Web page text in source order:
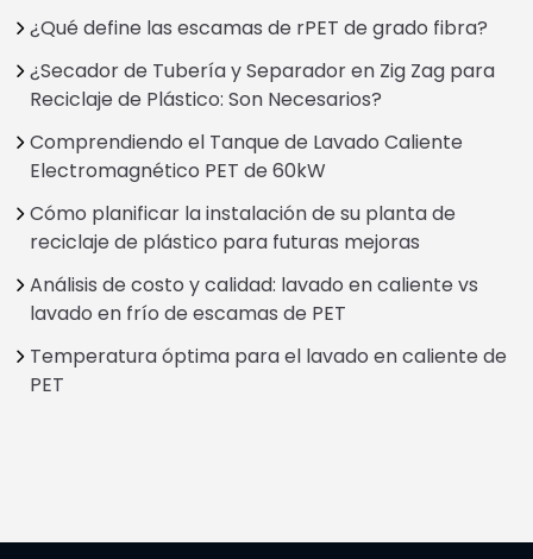
¿Qué define las escamas de rPET de grado fibra?
¿Secador de Tubería y Separador en Zig Zag para
Reciclaje de Plástico: Son Necesarios?
Comprendiendo el Tanque de Lavado Caliente
Electromagnético PET de 60kW
Cómo planificar la instalación de su planta de
reciclaje de plástico para futuras mejoras
Análisis de costo y calidad: lavado en caliente vs
lavado en frío de escamas de PET
Temperatura óptima para el lavado en caliente de
PET